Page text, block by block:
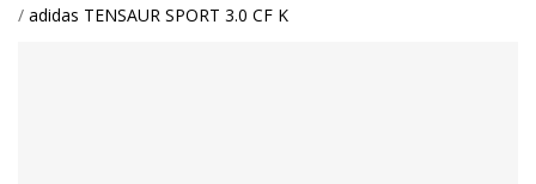
adidas TENSAUR SPORT 3.0 CF K